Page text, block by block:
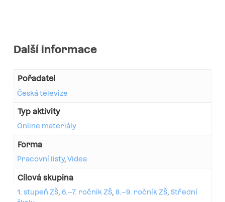
Další informace
Pořadatel
Česká televize
Typ aktivity
Online materiály
Forma
Pracovní listy,Videa
Cílová skupina
1. stupeň ZŠ, 6.–7. ročník ZŠ, 8.–9. ročník ZŠ, Střední